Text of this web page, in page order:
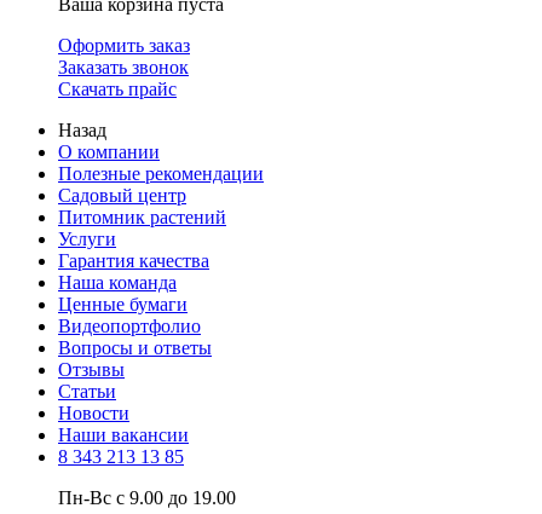
Ваша корзина пуста
Оформить заказ
Заказать звонок
Скачать прайс
Назад
О компании
Полезные рекомендации
Садовый центр
Питомник растений
Услуги
Гарантия качества
Наша команда
Ценные бумаги
Видеопортфолио
Вопросы и ответы
Отзывы
Статьи
Новости
Наши вакансии
8 343 213 13 85
Пн-Вс с 9.00 до 19.00